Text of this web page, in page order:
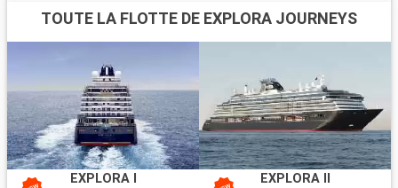
TOUTE LA FLOTTE DE EXPLORA JOURNEYS
EXPLORA I EXPLORA II